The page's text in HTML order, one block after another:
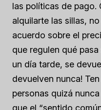
las políticas de pago.
alquilarte las sillas,
acuerdo sobre el
que regulen qué
un día tarde, se
devuelven nunca!
personas quizá
que el “sentido